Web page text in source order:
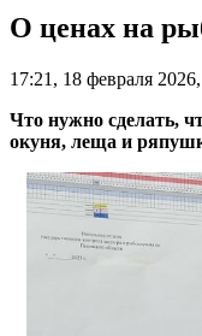
О ценах на
17:21, 18 февраля
Что нужно сделать,
окуня, леща и